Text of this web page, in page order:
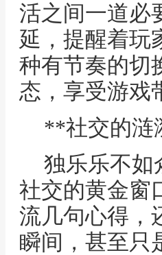
活之间一道必
延，提醒着玩
种有节奏的切
态，享受游戏
**社交的涟
独乐乐不如
社交的黄金窗
流几句心得，
瞬间，甚至只